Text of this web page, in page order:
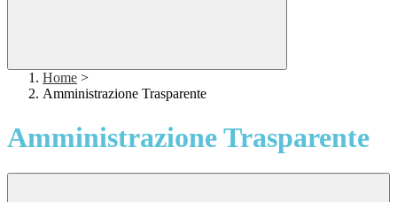
Home >
Amministrazione Trasparente
Amministrazione Trasparente